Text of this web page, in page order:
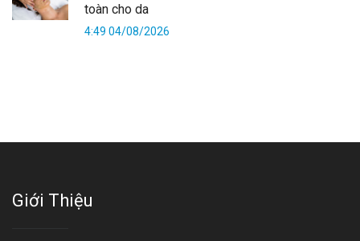
toàn cho da
4:49 04/08/2026
Giới Thiệu